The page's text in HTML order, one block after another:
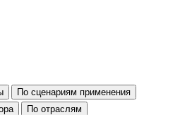
По сценариям применения
По отраслям